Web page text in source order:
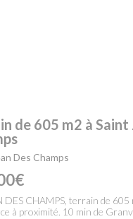
de 605 m2 à Saint
Des Champs
DES CHAMPS, terrain de 605
à proximité. 10 min de